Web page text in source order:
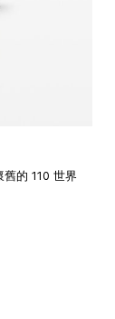
的 110 世界